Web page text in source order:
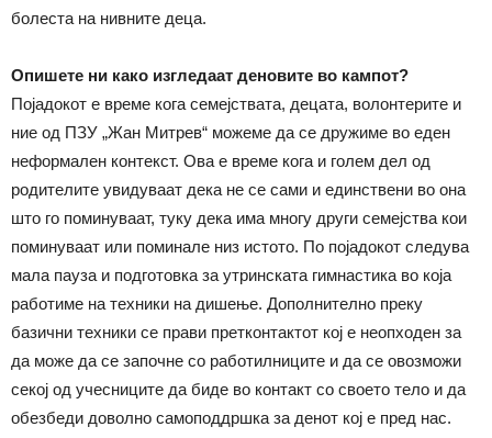
болеста на нивните деца.
Опишете ни како изгледаат деновите во кампот?
Појадокот е време кога семејствата, децата, волонтерите и
ние од ПЗУ „Жан Митрев“ можеме да се дружиме во еден
неформален контекст. Ова е време кога и голем дел од
родителите увидуваат дека не се сами и единствени во она
што го поминуваат, туку дека има многу други семејства кои
поминуваат или поминале низ истото. По појадокот следува
мала пауза и подготовка за утринската гимнастика во која
работиме на техники на дишење. Дополнително преку
базични техники се прави претконтактот кој е неопходен за
да може да се започне со работилниците и да се овозможи
секој од учесниците да биде во контакт со своето тело и да
обезбеди доволно самоподдршка за денот кој е пред нас.